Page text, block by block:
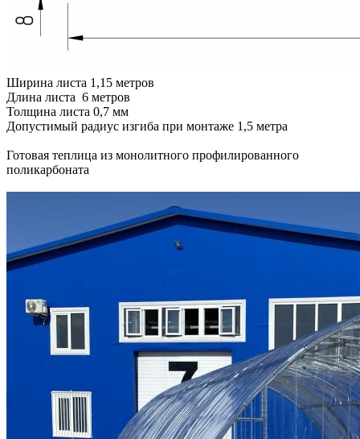
Ширина листа 1,15 метров
Длина листа 6 метров
Толщина листа 0,7 мм
Допустимый радиус изгиба при монтаже 1,5 метра
Готовая теплица из монолитного профилированного
поликарбоната